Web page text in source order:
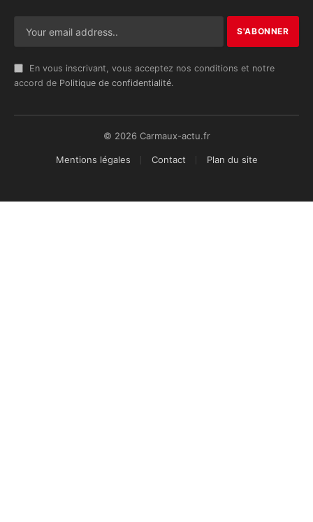
En vous inscrivant, vous acceptez nos conditions et notre
accord de Politique de confidentialité.
© 2026 Carmaux-actu.fr
Mentions légales Contact Plan du site